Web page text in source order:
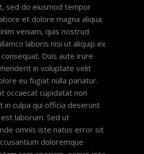
sed do eiusmod tempor
et dolore magna aliqua.
veniam, quis nostrud
laboris nisi ut aliquip ex
Duis aute irure
in voluptate velit
eu fugiat nulla pariatur.
occaecat cupidatat non
in culpa qui officia deserunt
laborum. Sed ut
omnis iste natus error sit
doloremque